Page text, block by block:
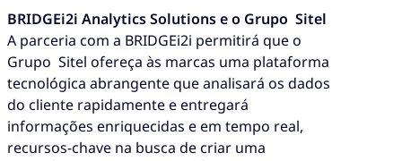
BRIDGEi2i Analytics Solutions e o Grupo Sitel
A parceria com a BRIDGEi2i permitirá que o
Grupo Sitel ofereça às marcas uma plataforma
tecnológica abrangente que analisará os dados
do cliente rapidamente e entregará
informações enriquecidas e em tempo real,
recursos-chave na busca de criar uma